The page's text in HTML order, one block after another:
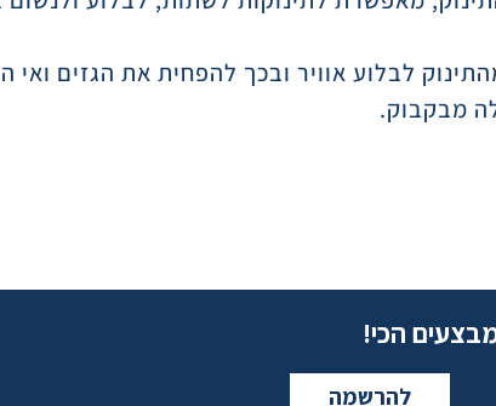
לבלוע אוויר ובכך להפחית את הגזים
מבקבוק.
הכי!
להרשמה